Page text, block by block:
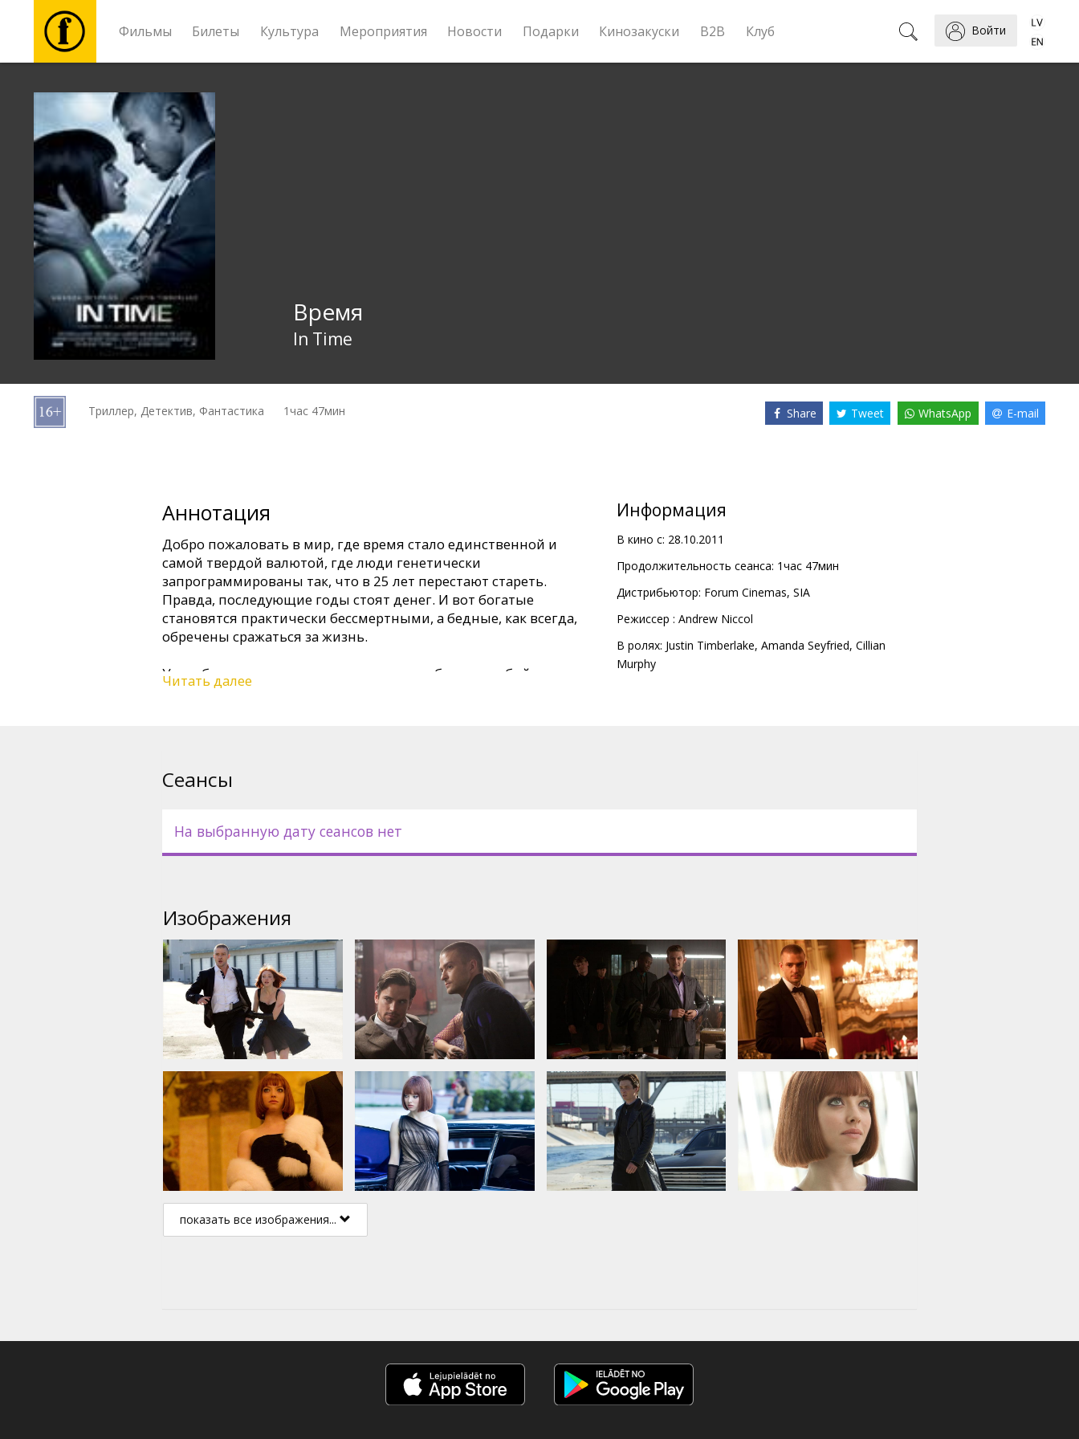
Фильмы Билеты Культура Мероприятия Новости Подарки Кинозакуски B2B Клуб Войти
Билеты
Культура
Мероприятия
Новости
Подарки
B2B
Время
In Time
Триллер, Детектив, Фантастика 1час 47мин Share Tweet WhatsApp E-mail
Аннотация
Добро пожаловать в мир, где время стало единственной и
самой твердой валютой, где люди генетически
запрограммированы так, что в 25 лет перестают стареть.
Правда, последующие годы стоят денег. И вот богатые
становятся практически бессмертными, а бедные, как всегда,
обречены сражаться за жизнь.
Уилл, бунтарь из гетто, несправедливо обвинен в убийстве с
целью грабежа времени и вынужден, захватив заложницу,
В ролях : Johnny Galecki, Justin Timberlake, Amanda Seyfried, Olivia
Wilde, Cillian Murphy, Vincent Kartheise
Фильм на английском языке с субтитрами на латышском и
русском языках.
Читать далее
Информация
В кино с: 28.10.2011
Продолжительность сеанса: 1час 47мин
Дистрибьютор: Forum Cinemas, SIA
Pежиссер : Andrew Niccol
В ролях: Justin Timberlake, Amanda Seyfried, Cillian
Murphy
Сеансы
На выбранную дату сеансов нет
Изображения
показать все изображения...